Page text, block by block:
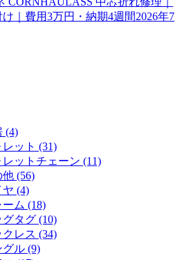
｜費用3万円・納期4週間2026年7
(4)
ット (31)
ットチェーン (11)
(56)
(4)
ム (18)
タグ (10)
レス (34)
ル (9)